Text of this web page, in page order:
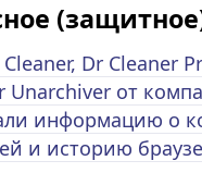
Dr Cleaner
Unarchiver от
информацию о
и историю